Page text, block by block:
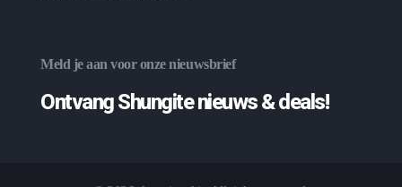
Meld je aan voor onze nieuwsbrief
Ontvang Shungite nieuws & deals!